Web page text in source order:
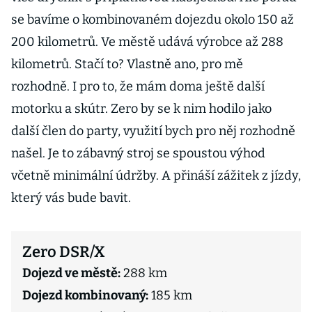
se bavíme o kombinovaném dojezdu okolo 150 až
200 kilometrů. Ve městě udává výrobce až 288
kilometrů. Stačí to? Vlastně ano, pro mě
rozhodně. I pro to, že mám doma ještě další
motorku a skútr. Zero by se k nim hodilo jako
další člen do party, využití bych pro něj rozhodně
našel. Je to zábavný stroj se spoustou výhod
včetně minimální údržby. A přináší zážitek z jízdy,
který vás bude bavit.
Zero DSR/X
Dojezd ve městě:288 km
Dojezd kombinovaný:185 km